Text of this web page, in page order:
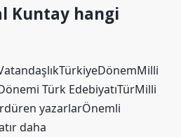
Kuntay hangi
Türk EdebiyatıTürMilli
yazarlarÖnemli
daha